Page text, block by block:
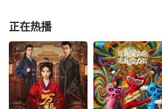
网飞投资了两部新
的瑞典电影——包
括由卡琳·af·克林伯
格和特蕾莎·奥尔登
拍摄的纪录片《信
任者》,讲述了瑞典
最臭名昭著的生态
犯罪之一。在这
央电视台科教频道
（CCTV-10）200
1年7月9日开播的
讲座式栏目，栏目
宗旨为建构时代常
识，享受智慧人
正在热播